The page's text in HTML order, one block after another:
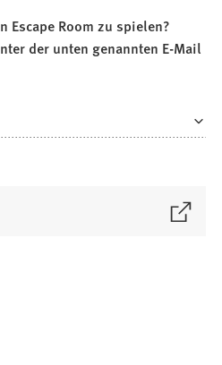
Escape Room zu spielen?
der unten genannten E-Mail